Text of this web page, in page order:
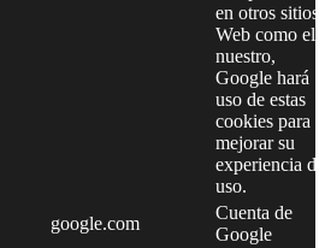
en otros sitios
Web como el
nuestro,
Google hará
uso de estas
cookies para
mejorar su
experiencia de
uso.
google.com
Cuenta de
Google